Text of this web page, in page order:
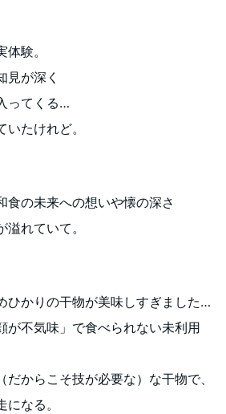
験。
見が深く
ってくる…
たけれど。
食の未来への想いや懐の深さ
れていて。
ひかりの干物が美味しすぎました…
が不気味」で食べられない未利用
からこそ技が必要な）な干物で、
なる。